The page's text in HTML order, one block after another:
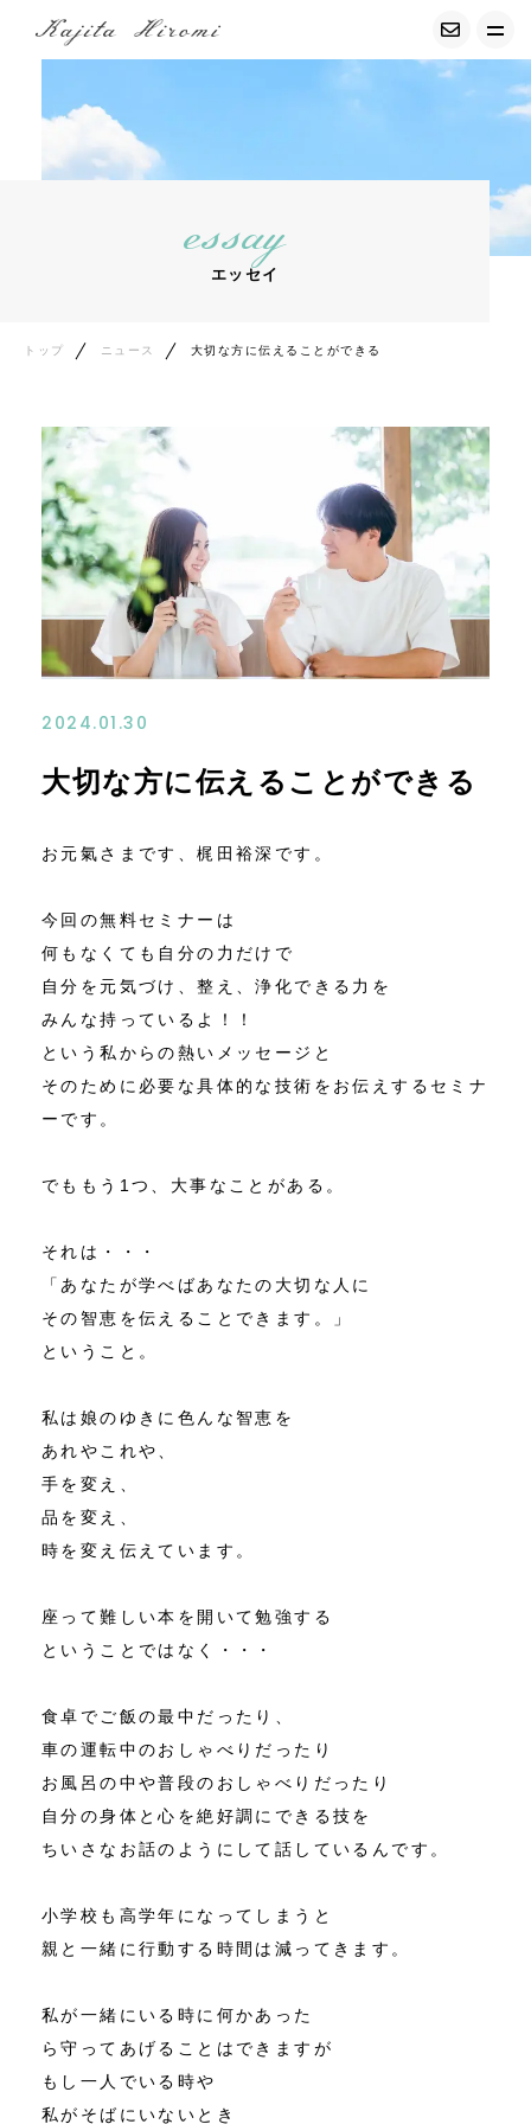
募集中の講座
プロフィール
お問い合わせ
アクセス
essay
エッセイ
トップ ニュース 大切な方に伝えることができる
2024.01.30
大切な方に伝えることができる
お元氣さまです、梶田裕深です。
今回の無料セミナーは
何もなくても自分の力だけで
自分を元気づけ、整え、浄化できる力を
みんな持っているよ！！
という私からの熱いメッセージと
そのために必要な具体的な技術をお伝えするセミナ
ーです。
でももう1つ、大事なことがある。
それは・・・
「あなたが学べばあなたの大切な人に
その智恵を伝えることできます。」
ということ。
私は娘のゆきに色んな智恵を
あれやこれや、
手を変え、
品を変え、
時を変え伝えています。
座って難しい本を開いて勉強する
ということではなく・・・
食卓でご飯の最中だったり、
車の運転中のおしゃべりだったり
お風呂の中や普段のおしゃべりだったり
自分の身体と心を絶好調にできる技を
ちいさなお話のようにして話しているんです。
小学校も高学年になってしまうと
親と一緒に行動する時間は減ってきます。
私が一緒にいる時に何かあった
ら守ってあげることはできますが
もし一人でいる時や
私がそばにいないとき